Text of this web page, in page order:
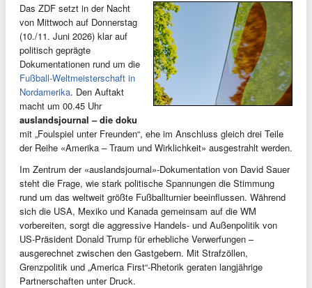
Das ZDF setzt in der Nacht
von Mittwoch auf Donnerstag
(10./11. Juni 2026) klar auf
politisch geprägte
Dokumentationen rund um die
Fußball-Weltmeisterschaft in
Nordamerika. Den Auftakt
macht um 00.45 Uhr
auslandsjournal – die doku
mit „Foulspiel unter Freunden“, ehe im Anschluss gleich drei Teile
der Reihe «Amerika – Traum und Wirklichkeit» ausgestrahlt werden.
Im Zentrum der «auslandsjournal»-Dokumentation von David Sauer
steht die Frage, wie stark politische Spannungen die Stimmung
rund um das weltweit größte Fußballturnier beeinflussen. Während
sich die USA, Mexiko und Kanada gemeinsam auf die WM
vorbereiten, sorgt die aggressive Handels- und Außenpolitik von
US-Präsident Donald Trump für erhebliche Verwerfungen –
ausgerechnet zwischen den Gastgebern. Mit Strafzöllen,
Grenzpolitik und „America First“-Rhetorik geraten langjährige
Partnerschaften unter Druck.